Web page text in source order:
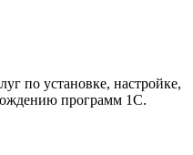
по установке, настройке,
программ 1С.